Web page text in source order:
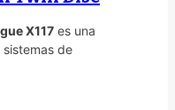
X117 es una
sistemas de